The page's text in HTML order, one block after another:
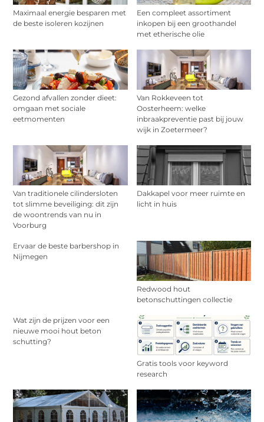
Maximaal energie besparen met
de beste isoleren kozijnen
Een compleet assortiment
inkopen bij een groothandel
met etherische olie
Gezond afvallen zonder dieet:
omgaan met sociale
eetmomenten
Van Rokkeveen tot
Oosterheem: welke
inbraakpreventie past bij jouw
wijk in Zoetermeer?
Van traditionele cilindersloten
tot slimme beveiliging: dit zijn
de woontrends van nu in
Voorburg
Dakkapel voor meer ruimte en
licht in huis
Ervaar de beste barbershop in
Nijmegen
Redwood hout
betonschuttingen collectie
Wat zijn de prijzen voor een
nieuwe mooi hout beton
schutting?
Gratis tools voor keyword
research